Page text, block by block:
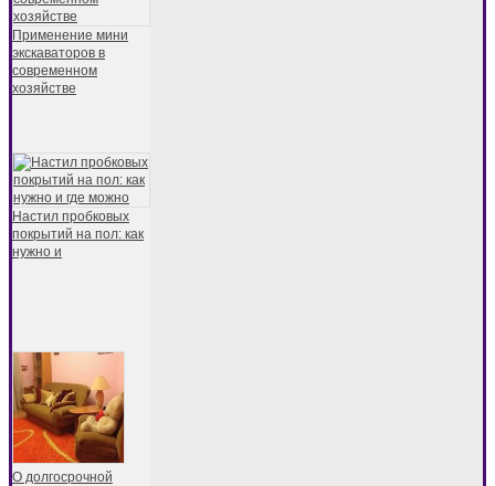
Применение мини
экскаваторов в
современном
хозяйстве
Настил пробковых
покрытий на пол: как
нужно и
О долгосрочной